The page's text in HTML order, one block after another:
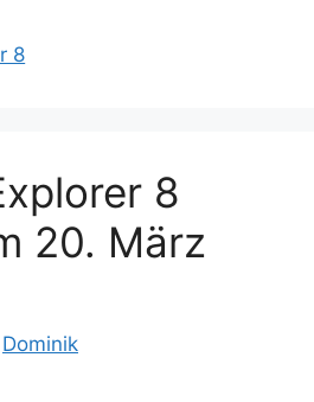
8
8
20. März
Dominik